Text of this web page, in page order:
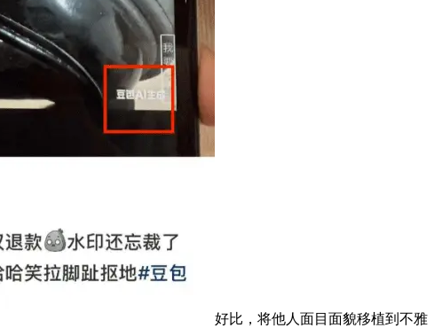
好比，将他人面目面貌移植到不雅